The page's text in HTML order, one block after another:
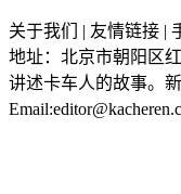
关于我们 | 友情链接 |
地址：北京市朝阳区
讲述卡车人的故事。